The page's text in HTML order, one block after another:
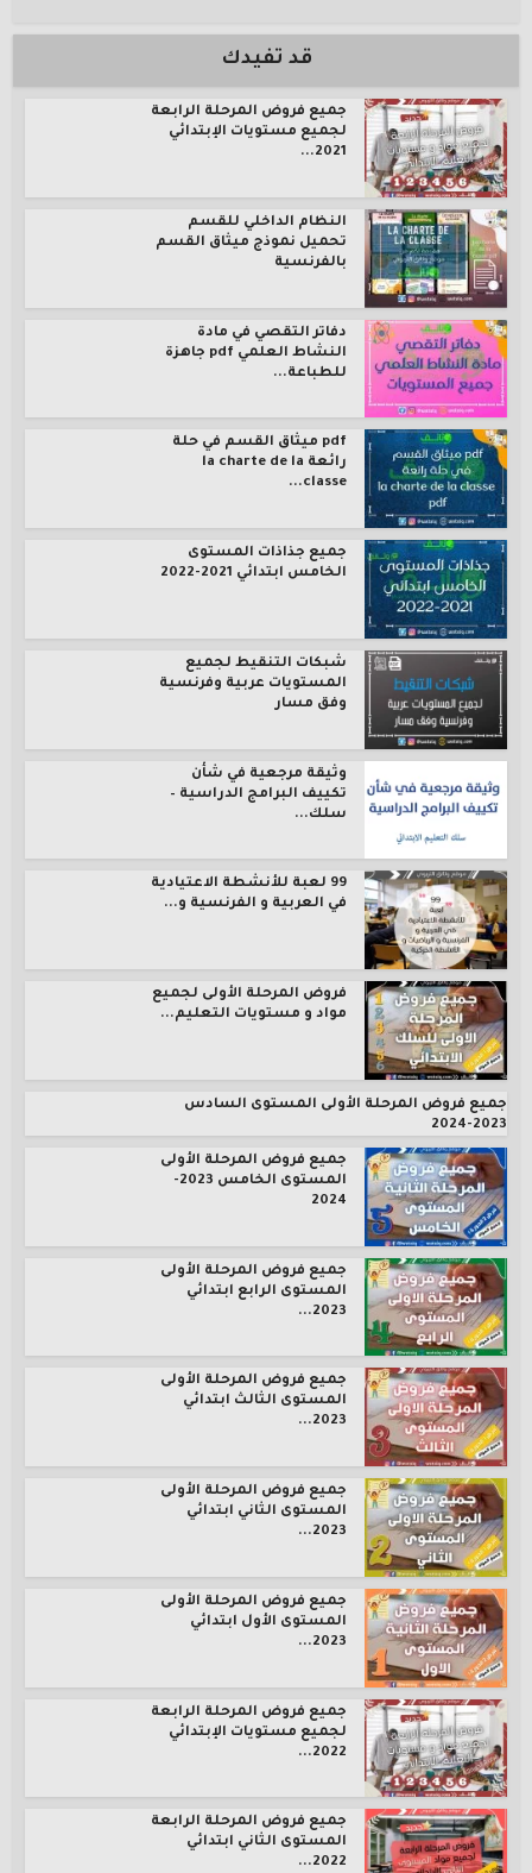
قد تفيدك
جميع فروض المرحلة الرابعة
لجميع مستويات الإبتدائي
2021...
النظام الداخلي للقسم
تحميل نموذج ميثاق القسم
بالفرنسية
دفاتر التقصي في مادة
النشاط العلمي pdf جاهزة
للطباعة...
pdf ميثاق القسم في حلة
رائعة la charte de la
classe...
جميع جذاذات المستوى
الخامس ابتدائي 2021-2022
شبكات التنقيط لجميع
المستويات عربية وفرنسية
وفق مسار
وثيقة مرجعية في شأن
تكييف البرامج الدراسية –
سلك...
99 لعبة للأنشطة الاعتيادية
في العربية و الفرنسية و...
فروض المرحلة الأولى لجميع
مواد و مستويات التعليم...
جميع فروض المرحلة الأولى المستوى السادس
2023-2024
جميع فروض المرحلة الأولى
المستوى الخامس 2023-
2024
جميع فروض المرحلة الأولى
المستوى الرابع ابتدائي
2023...
جميع فروض المرحلة الأولى
المستوى الثالث ابتدائي
2023...
جميع فروض المرحلة الأولى
المستوى الثاني ابتدائي
2023...
جميع فروض المرحلة الأولى
المستوى الأول ابتدائي
2023...
جميع فروض المرحلة الرابعة
لجميع مستويات الإبتدائي
2022...
جميع فروض المرحلة الرابعة
المستوى الثاني ابتدائي
2022...